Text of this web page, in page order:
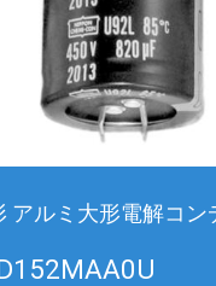
アルミ大形電解コン